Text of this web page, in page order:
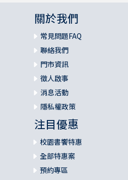
關於我們
常見問題FAQ
聯絡我們
門市資訊
徵人啟事
消息活動
隱私權政策
注目優惠
校園書饗特惠
全部特惠案
預約專區